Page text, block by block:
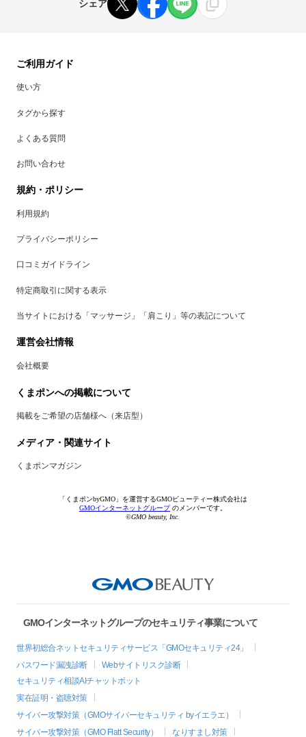
シェア
ご利用ガイド
使い方
タグから探す
よくある質問
お問い合わせ
規約・ポリシー
利用規約
プライバシーポリシー
口コミガイドライン
特定商取引に関する表示
当サイトにおける「マッサージ」「肩こり」等の表記について
運営会社情報
会社概要
くまポンへの掲載について
掲載をご希望の店舗様へ（来店型）
メディア・関連サイト
くまポンマガジン
「くまポンbyGMO」を運営するGMOビューティー株式会社は
GMOインターネットグループのメンバーです。
©GMO beauty, Inc.
GMOインターネットグループのセキュリティ事業について
世界初総合ネットセキュリティサービス「GMOセキュリティ24」
パスワード漏洩診断
Webサイトリスク診断
セキュリティ相談AIチャットボット
実在証明・盗聴対策
サイバー攻撃対策（GMOサイバーセキュリティ byイエラエ）
サイバー攻撃対策（GMO Flatt Security）
なりすまし対策